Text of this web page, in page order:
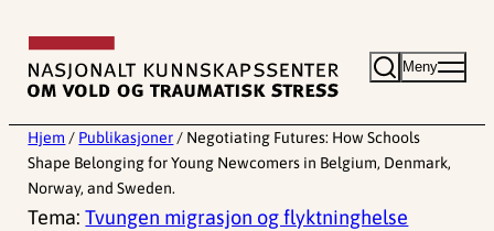
innhold
Meny
Hjem / Publikasjoner / Negotiating Futures: How Schools
Shape Belonging for Young Newcomers in Belgium, Denmark,
Norway, and Sweden.
Tema:Tvungen migrasjon og flyktninghelse